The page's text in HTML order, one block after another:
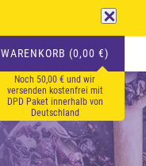
WARENKORB (0,00 €)
Noch 50,00 € und wir
versenden kostenfrei mit
DPD Paket innerhalb von
Deutschland